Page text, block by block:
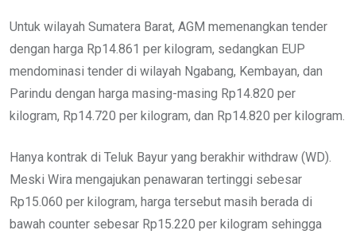
Untuk wilayah Sumatera Barat, AGM memenangkan tender
dengan harga Rp14.861 per kilogram, sedangkan EUP
mendominasi tender di wilayah Ngabang, Kembayan, dan
Parindu dengan harga masing-masing Rp14.820 per
kilogram, Rp14.720 per kilogram, dan Rp14.820 per kilogram.
Hanya kontrak di Teluk Bayur yang berakhir withdraw (WD).
Meski Wira mengajukan penawaran tertinggi sebesar
Rp15.060 per kilogram, harga tersebut masih berada di
bawah counter sebesar Rp15.220 per kilogram sehingga